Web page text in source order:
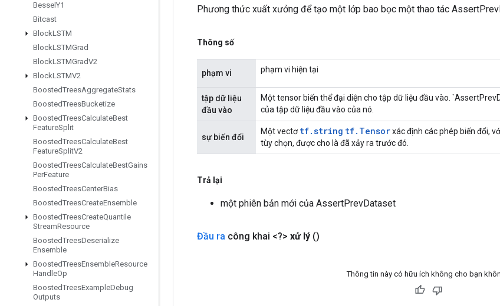
Bessel Y1
Bitcast
BlockLSTM
BlockLSTMGrad
BlockLSTMGradV2
BlockLSTMV2
BoostedTreesAggregateStats
BoostedTreesBucketize
BoostedTreesCalculateBest
FeatureSplit
BoostedTreesCalculateBest
FeatureSplitV2
BoostedTreesCalculateBestGains
PerFeature
BoostedTreesCenterBias
BoostedTreesCreateEnsemble
BoostedTreesCreateQuantile
StreamResource
BoostedTreesDeserialize
Ensemble
BoostedTreesEnsembleResource
HandleOp
BoostedTreesExampleDebug
Outputs
Phương thức xuất xưởng để tạo một lớp bao bọc một thao tác
Thông số
phạm vi phạm vi hiện tại
tập dữ liệu
đầu vào
Một tensor biến thể đại diện cho tập dữ liệu đầu vào.
của tập dữ liệu đầu vào của nó.
sự biến đổi
Một vectơtf.string tf.Tensorxác định các phép biến đổi,
tùy chọn, được cho là đã xảy ra trước đó.
Trả lại
một phiên bản mới của AssertPrevDataset
Đầu ra công khai <?> xử lý ()
Thông tin này có hữu ích không cho bạn